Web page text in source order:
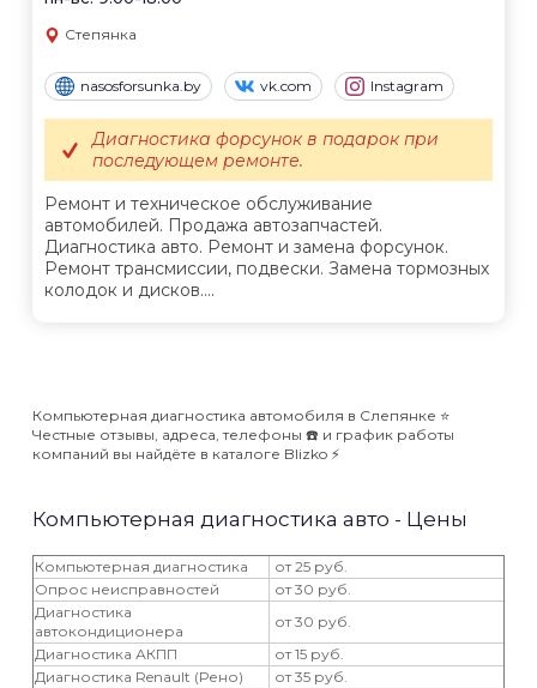
Степянка
nasosforsunka.by vk.com Instagram
Ремонт и техническое обслуживание
автомобилей. Продажа автозапчастей.
Диагностика авто. Ремонт и замена форсунок.
Ремонт трансмиссии, подвески. Замена тормозных
колодок и дисков....
Диагностика форсунок в подарок при
последующем ремонте.
Компьютерная диагностика автомобиля в Слепянке ⭐️
Честные отзывы, адреса, телефоны ☎️ и график работы
компаний вы найдёте в каталоге Blizko ⚡️
Компьютерная диагностика авто - Цены
Компьютерная диагностика
от 25 руб.
Опрос неисправностей
от 30 руб.
Диагностика
автокондиционера
от 30 руб.
Диагностика АКПП
от 15 руб.
Диагностика Renault (Рено)
от 35 руб.